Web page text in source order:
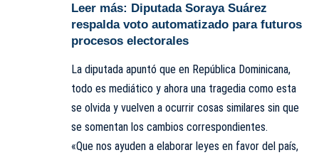
Leer más: Diputada Soraya Suárez
respalda voto automatizado para futuros
procesos electorales
La diputada apuntó que en República Dominicana,
todo es mediático y ahora una tragedia como esta
se olvida y vuelven a ocurrir cosas similares sin que
se somentan los cambios correspondientes.
«Que nos ayuden a elaborar leyes en favor del país,